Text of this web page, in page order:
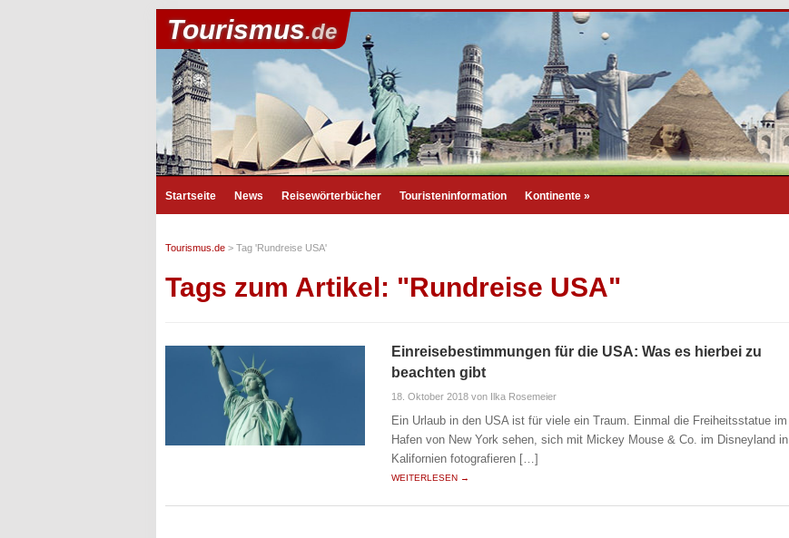
Tourismus.de
Startseite News Reisewörterbücher Touristeninformation Kontinente »
Tourismus.de > Tag 'Rundreise USA'
Tags zum Artikel: "Rundreise USA"
Einreisebestimmungen für die USA: Was es hierbei zu
beachten gibt
18. Oktober 2018 von Ilka Rosemeier
Ein Urlaub in den USA ist für viele ein Traum. Einmal die Freiheitsstatue im
Hafen von New York sehen, sich mit Mickey Mouse & Co. im Disneyland in
Kalifornien fotografieren […]
WEITERLESEN →